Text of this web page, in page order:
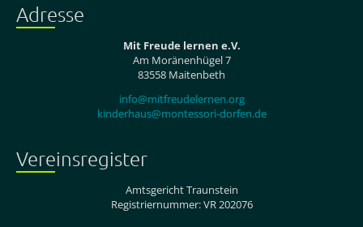
Adresse
Mit Freude lernen e.V.
Am Moränenhügel 7
83558 Maitenbeth
info@mitfreudelernen.org
kinderhaus@montessori-dorfen.de
Vereinsregister
Amtsgericht Traunstein
Registriernummer: VR 202076